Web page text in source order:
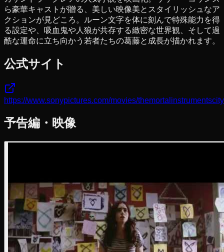
ら豪華キャストが贈る、美しい映像美とスタイリッシュなア
クションが見どころ。ルーン文字を体に刻んで特殊能力を得
る設定や、吸血鬼や人狼が共存する緻密な世界観、そして過
酷な運命に立ち向かう若者たちの葛藤と成長が描かれます。
公式サイト
https://www.sonypictures.com/movies/
予告編・映像